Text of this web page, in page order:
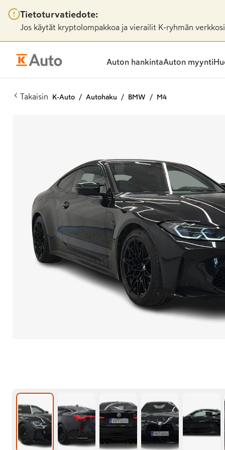
Tietoturvatiedote:
Jos käytät kryptolompakkoa ja vierailit K-ryhmän
Auton hankintaAuton myynti
Takaisin K-Auto Autohaku BMW M4